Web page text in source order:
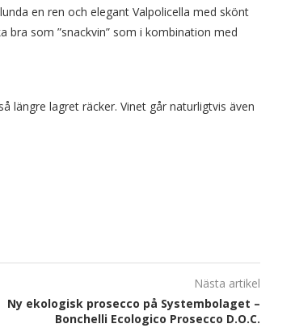
en ren och elegant Valpolicella med skönt
bra som ”snackvin” som i kombination med
längre lagret räcker. Vinet går naturligtvis även
Nästa artikel
Ny ekologisk prosecco på Systembolaget –
Bonchelli Ecologico Prosecco D.O.C.